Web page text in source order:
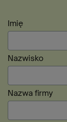
Imię
Nazwisko
Nazwa firmy